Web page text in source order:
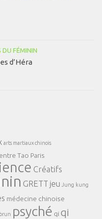
DU FÉMININ
d’Héra
arts martiaux chinois
Tao Paris
Créatifs
GRETT jeu Jung kung
médecine chinoise
psyché qi qi